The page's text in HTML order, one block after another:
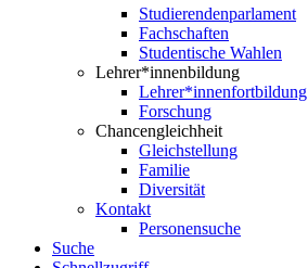
Studierendenparlament
Fachschaften
Studentische Wahlen
Lehrer*innenbildung
Lehrer*innenfortbildung
Forschung
Chancengleichheit
Gleichstellung
Familie
Diversität
Kontakt
Personensuche
Suche